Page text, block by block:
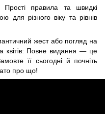
Прості правила та швидкі
для різного віку та рівнів
жест або погляд на
квітів: Повне видання — це
її сьогодні й почніть
про що!